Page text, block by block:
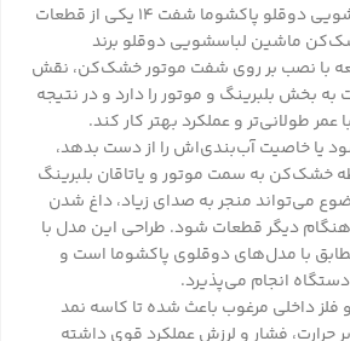
کاسه نمد خشکن لباسشویی دوقلو پاکشوما شفت 14 یکی از قطعات
ماشین لباسشویی دوقلو برند
با نصب بر روی شفت موتور خشک‌کن، نقش
به بخش بلبرینگ و موتور را دارد و در نتیجه
طولانی‌تر و عملکرد بهتر کار کند.
یا خاصیت آب‌بندی‌اش را از دست بدهد،
خشک‌کن به سمت موتور و یاتاقان بلبرینگ
می‌تواند منجر به صدای زیاد، داغ شدن
دیگر قطعات شود. طراحی این مدل با
14 دقیقاً مطابق با مدل‌های دوقلوی پاکشوما است و
انجام می‌پذیرد.
داخلی مرغوب باعث شده تا کاسه نمد
برابر حرارت، فشار و لرزش عملکرد قوی داشته